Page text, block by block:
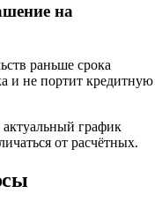
на
раньше срока
и не портит кредитную
график
от расчётных.